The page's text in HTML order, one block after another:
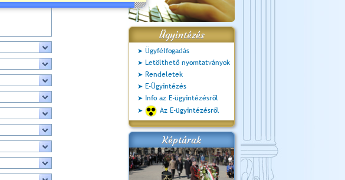
Ügyintézés
Ügyfélfogadás
Letölthető nyomtatványok
Rendeletek
E-Ügyintézés
Info az E-ügyintézésről
Az E-ügyintézésről
Képtárak